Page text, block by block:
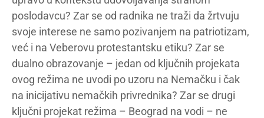
poslodavcu? Zar se od radnika ne traži da žrtvuju
svoje interese ne samo pozivanjem na patriotizam,
već i na Veberovu protestantsku etiku? Zar se
dualno obrazovanje – jedan od ključnih projekata
ovog režima ne uvodi po uzoru na Nemačku i čak
na inicijativu nemačkih privrednika? Zar se drugi
ključni projekat režima – Beograd na vodi – ne